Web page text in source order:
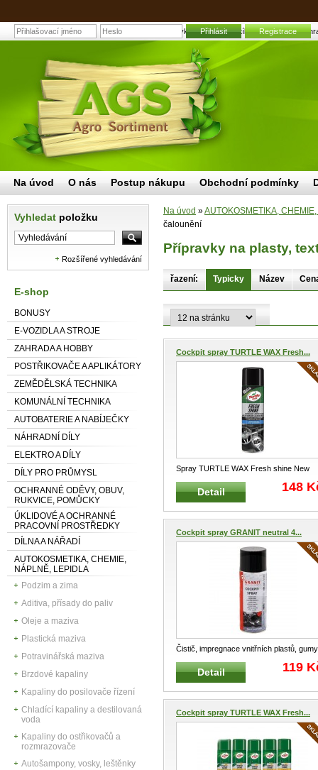
Přípravky na plasty, textílie a čalounění |
Přihlásit Registrace
Vyhledat položku
Rozšířené vyhledávání
E-shop
BONUSY
E-VOZIDLA A STROJE
ZAHRADA A HOBBY
POSTŘIKOVAČE A APLIKÁTORY
ZEMĚDĚLSKÁ TECHNIKA
KOMUNÁLNÍ TECHNIKA
AUTOBATERIE A NABÍJEČKY
NÁHRADNÍ DÍLY
ELEKTRO A DÍLY
DÍLY PRO PRŮMYSL
OCHRANNÉ ODĚVY, OBUV,
RUKVICE, POMŮCKY
ÚKLIDOVÉ A OCHRANNÉ
PRACOVNÍ PROSTŘEDKY
DÍLNA A NÁŘADÍ
AUTOKOSMETIKA, CHEMIE,
NÁPLNĚ, LEPIDLA
Podzim a zima
Aditiva, přísady do paliv
Oleje a maziva
Plastická maziva
Potravinářská maziva
Brzdové kapaliny
Kapaliny do posilovače řízení
Chladící kapaliny a destilovaná
voda
Kapaliny do ostřikovačů a
rozmrazovače
Autošampony, vosky, leštěnky
Na úvod »AUTOKOSMETIKA,
čalounění
Přípravky na plasty,
řazení: Typicky Název
Cockpit spray TURTLE WAX Fresh...
Spray TURTLE WAX Fresh shine New
Car 500 ml Osvěžovač a přípravek na
Detail 148
Cockpit spray GRANIT neutral 4...
Čistič, impregnace vnitřních plastů, gumy
a vinylu Speciální příprave
Detail 119
Cockpit spray TURTLE WAX Fresh...
Na úvod O nás Postup nákupu Obchodní podmínky